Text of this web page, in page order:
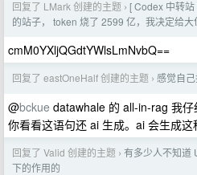
回复了 LMark 创建的主题 › [ Codex 中转
的站子， token 烧了 2599 亿，我决定给大
cmM0YXljQGdtYWlsLmNvbQ==
回复了 eastOneHalf 创建的主题 › 感觉自
@bckue datawhale 的 all-in-rag 我仔
你看看这语句还 ai 生成。ai 会生成这
回复了 Valid 创建的主题 › 有多少人不知道
下的作用的